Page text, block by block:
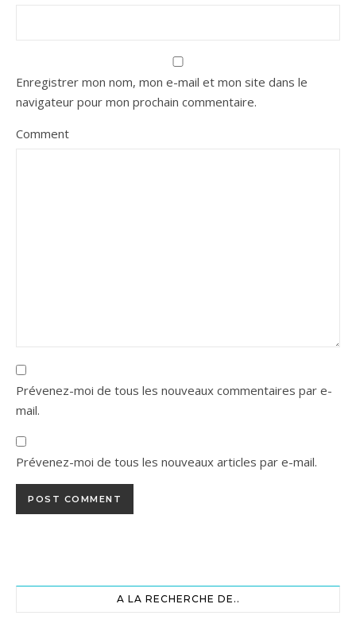
Enregistrer mon nom, mon e-mail et mon site dans le
navigateur pour mon prochain commentaire.
Comment
Prévenez-moi de tous les nouveaux commentaires par e-
mail.
Prévenez-moi de tous les nouveaux articles par e-mail.
A LA RECHERCHE DE..